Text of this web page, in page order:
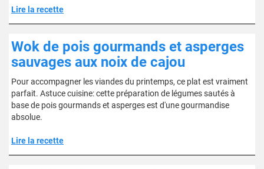
Lire la recette
Wok de pois gourmands et asperges
sauvages aux noix de cajou
Pour accompagner les viandes du printemps, ce plat est vraiment
parfait. Astuce cuisine: cette préparation de légumes sautés à
base de pois gourmands et asperges est d'une gourmandise
absolue.
Lire la recette